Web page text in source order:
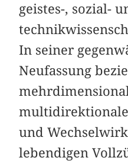
geistes-, sozial-
In seiner
Neufassung
und
lebendigen